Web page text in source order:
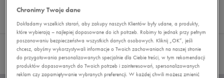
z 3
Wybrane filtry: PUMA CZARNY Wyczyść filtry
Chronimy Twoje dane
Dokładamy wszelkich starań, aby zakupy naszych Klientów były udane, a produkty,
które wybierają – najlepiej dopasowane do ich potrzeb. Robimy to jednak przy pełnym
poszanowaniu bezpieczeństwa wszystkich danych osobowych. Kliknij „OK”, jeśli
chcesz, abyśmy wykorzystywali informacje o Twoich zachowaniach na naszej stronie
do przygotowania personalizowanych specjalnie dla Ciebie treści, w tym rekomendacji
produktów dopasowanych do Twoich potrzeb i zainteresowań, spersonalizowanych
reklam czy zapamiętywanie wybranych preferencji. W każdej chwili możesz zmienić